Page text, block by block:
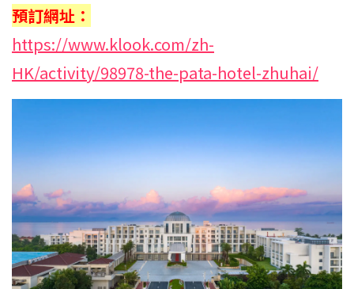
預訂網址：
https://www.klook.com/zh-
HK/activity/98978-the-pata-hotel-zhuhai/